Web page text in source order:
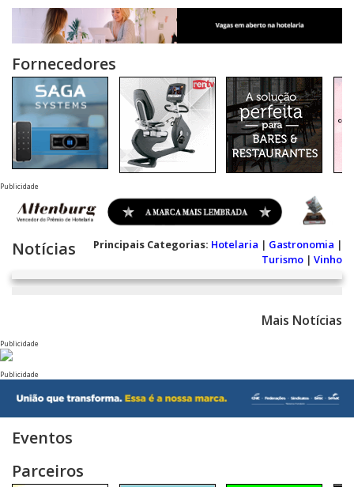
Fornecedores
Publicidade
Notícias Principais Categorias: Hotelaria | Gastronomia |
Turismo | Vinho
Mais Notícias
Publicidade
Publicidade
Eventos
Parceiros